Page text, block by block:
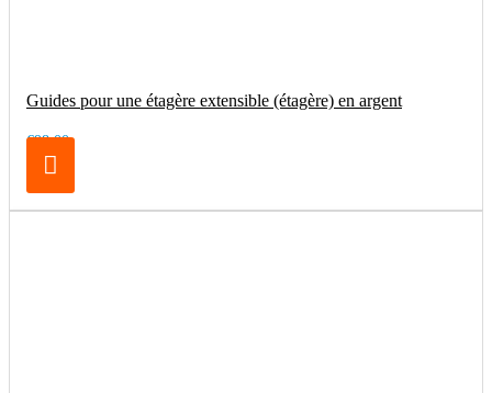
Guides pour une étagère extensible (étagère) en argent
€98.00